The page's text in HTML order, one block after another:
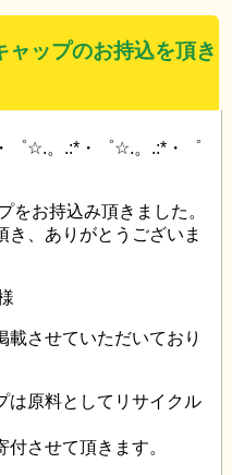
ップのお持込を頂き
゜☆.。.:*・゜☆.。.:*・゜
お持込み頂きました。
、ありがとうございま
せていただいており
原料としてリサイクル
させて頂きます。